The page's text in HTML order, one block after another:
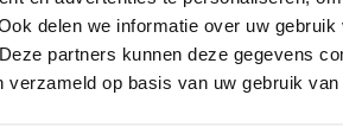
delen we informatie over uw
partners kunnen deze gegevens
verzameld op basis van uw gebruik
Okoume
ART000172
12 mm x